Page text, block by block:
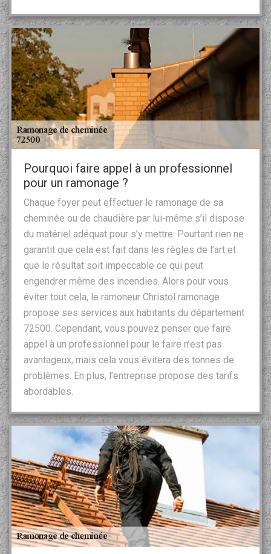
Pourquoi faire appel à un professionnel
pour un ramonage ?
Chaque foyer peut effectuer le ramonage de sa
cheminée ou de chaudière par lui-même s’il dispose
du matériel adéquat pour s’y mettre. Pourtant rien ne
garantit que cela est fait dans les règles de l’art et
que le résultat soit impeccable ce qui peut
engendrer même des incendies. Alors pour vous
éviter tout cela, le ramoneur Christol ramonage
propose ses services aux habitants du département
72500. Cependant, vous pouvez penser que faire
appel à un professionnel pour le faire n’est pas
avantageux, mais cela vous évitera des tonnes de
problèmes. En plus, l’entreprise propose des tarifs
abordables.